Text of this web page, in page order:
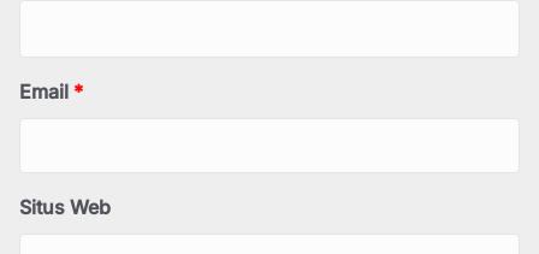
Email *
Situs Web